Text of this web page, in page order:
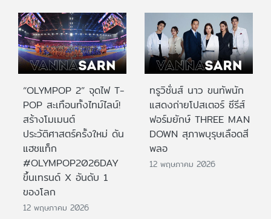
“OLYMPOP 2” จุดไฟ T-
POP สะเทือนทั้งไทม์ไลน์!
สร้างโมเมนต์
ประวัติศาสตร์ครั้งใหม่ ดัน
แฮชแท็ก
#OLYMPOP2026DAY
ขึ้นเทรนด์ X อันดับ 1
ของโลก
12 พฤษภาคม 2026
ทรูวิชั่นส์ นาว ขนทัพนัก
แสดงถ่ายโปสเตอร์ ซีรีส์
ฟอร์มยักษ์ THREE MAN
DOWN สุภาพบุรุษเลือดสี
พลอ
12 พฤษภาคม 2026